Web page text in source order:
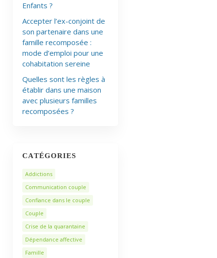
Enfants ?
Accepter l’ex-conjoint de
son partenaire dans une
famille recomposée :
mode d’emploi pour une
cohabitation sereine
Quelles sont les règles à
établir dans une maison
avec plusieurs familles
recomposées ?
CATÉGORIES
Addictions
Communication couple
Confiance dans le couple
Couple
Crise de la quarantaine
Dépendance affective
Famille